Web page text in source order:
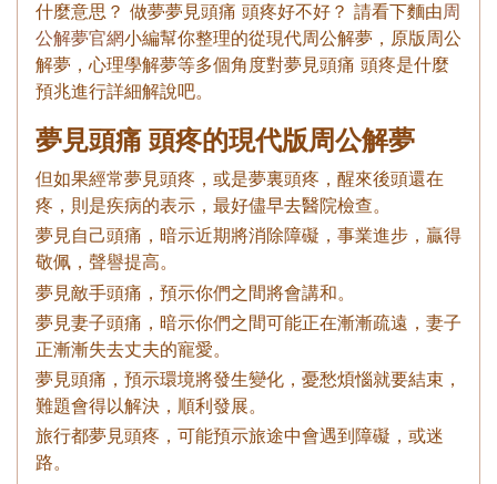
什麼意思？ 做夢夢見頭痛 頭疼好不好？ 請看下麵由周
公解夢官網小編幫你整理的從現代周公解夢，原版周公
解夢，心理學解夢等多個角度對夢見頭痛 頭疼是什麼
預兆進行詳細解說吧。
夢見頭痛 頭疼的現代版周公解夢
但如果經常夢見頭疼，或是夢裏頭疼，醒來後頭還在
疼，則是疾病的表示，最好儘早去醫院檢查。
夢見自己頭痛，暗示近期將消除障礙，事業進步，贏得
敬佩，聲譽提高。
夢見敵手頭痛，預示你們之間將會講和。
夢見妻子頭痛，暗示你們之間可能正在漸漸疏遠，妻子
正漸漸失去丈夫的寵愛。
夢見頭痛，預示環境將發生變化，憂愁煩惱就要結束，
難題會得以解決，順利發展。
旅行都夢見頭疼，可能預示旅途中會遇到障礙，或迷
路。